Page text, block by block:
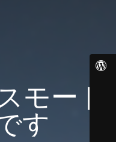
モード
す